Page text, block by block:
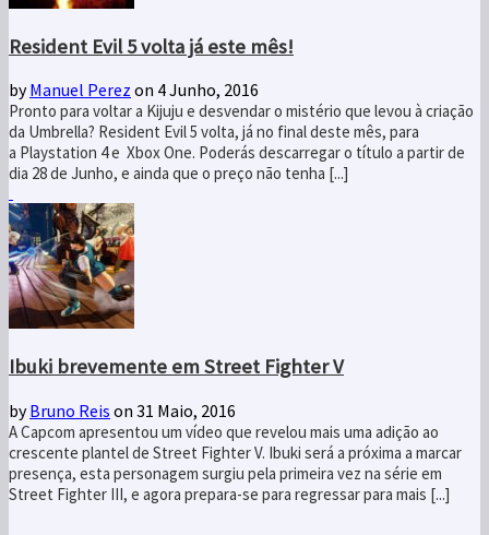
Resident Evil 5 volta já este mês!
byManuel Perez on 4 Junho, 2016
Pronto para voltar a Kijuju e desvendar o mistério que levou à criação
da Umbrella? Resident Evil 5 volta, já no final deste mês, para
a Playstation 4 e Xbox One. Poderás descarregar o título a partir de
dia 28 de Junho, e ainda que o preço não tenha [...]
Ibuki brevemente em Street Fighter V
byBruno Reis on 31 Maio, 2016
A Capcom apresentou um vídeo que revelou mais uma adição ao
crescente plantel de Street Fighter V. Ibuki será a próxima a marcar
presença, esta personagem surgiu pela primeira vez na série em
Street Fighter III, e agora prepara-se para regressar para mais [...]